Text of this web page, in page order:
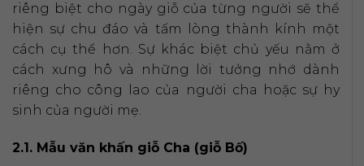
riêng biệt cho ngày giỗ của từng người sẽ thể
hiện sự chu đáo và tấm lòng thành kính một
cách cụ thể hơn. Sự khác biệt chủ yếu nằm ở
cách xưng hô và những lời tưởng nhớ dành
riêng cho công lao của người cha hoặc sự hy
sinh của người mẹ.
2.1. Mẫu văn khấn giỗ Cha (giỗ Bố)